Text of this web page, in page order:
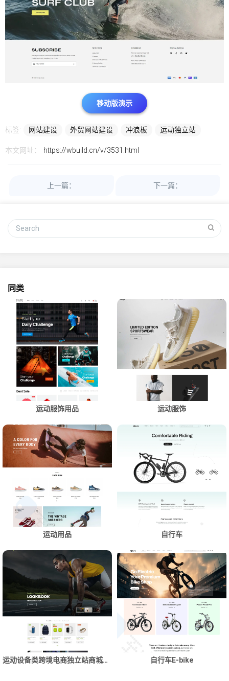
移动版演示
标签: 网站建设 外贸网站建设 冲浪板 运动独立站
本文网址： https://wbuild.cn/v/3531.html
上一篇： 下一篇：
同类
运动服饰用品 运动服饰
运动用品 自行车
运动设备类跨境电商独立站商城网站建设制作 自行车E-bike